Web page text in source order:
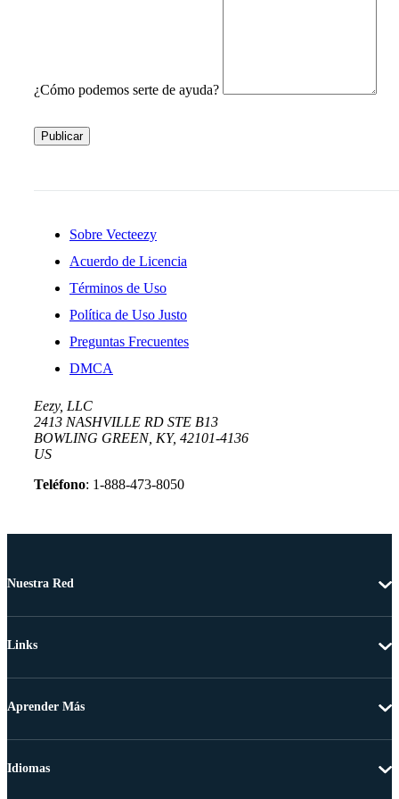
¿Cómo podemos serte de ayuda?
Publicar
Sobre Vecteezy
Acuerdo de Licencia
Términos de Uso
Política de Uso Justo
Preguntas Frecuentes
DMCA
Eezy, LLC
2413 NASHVILLE RD STE B13
BOWLING GREEN, KY, 42101-4136
US
Teléfono: 1-888-473-8050
Nuestra Red
Links
Aprender Más
Idiomas